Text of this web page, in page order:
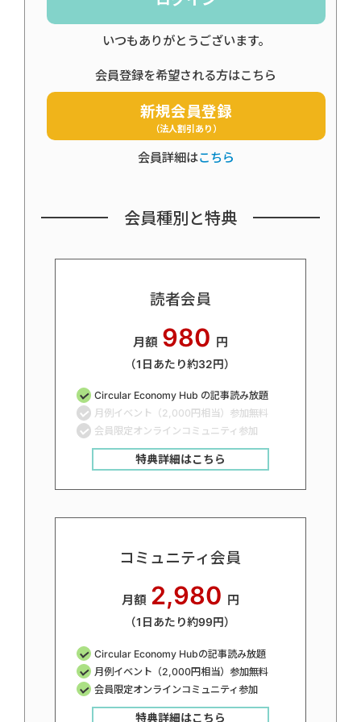
いつもありがとうございます。
会員登録を希望される方はこちら
新規会員登録
（法人割引あり）
会員詳細はこちら
会員種別と特典
読者会員
月額 980 円
（1日あたり約32円）
Circular Economy Hub の記事読み放題
月例イベント（2,000円相当）参加無料
会員限定オンラインコミュニティ参加
特典詳細はこちら
コミュニティ会員
月額 2,980 円
（1日あたり約99円）
Circular Economy Hubの記事読み放題
月例イベント（2,000円相当）参加無料
会員限定オンラインコミュニティ参加
特典詳細はこちら